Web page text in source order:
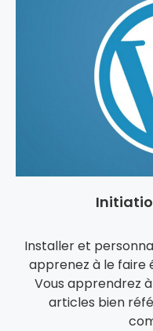
Installer et
apprenez à le faire
Vous apprendrez
articles bien